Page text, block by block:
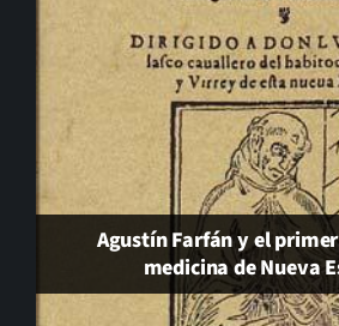
Agustín Farfán y el
medicina de Nueva
Será de noche. J. J. Díaz